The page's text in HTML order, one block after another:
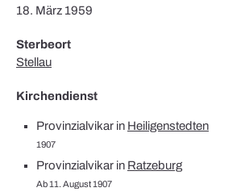
18. März 1959
Sterbeort
Stellau
Kirchendienst
Provinzialvikar in Heiligenstedten
1907
Provinzialvikar in Ratzeburg
Ab 11. August 1907